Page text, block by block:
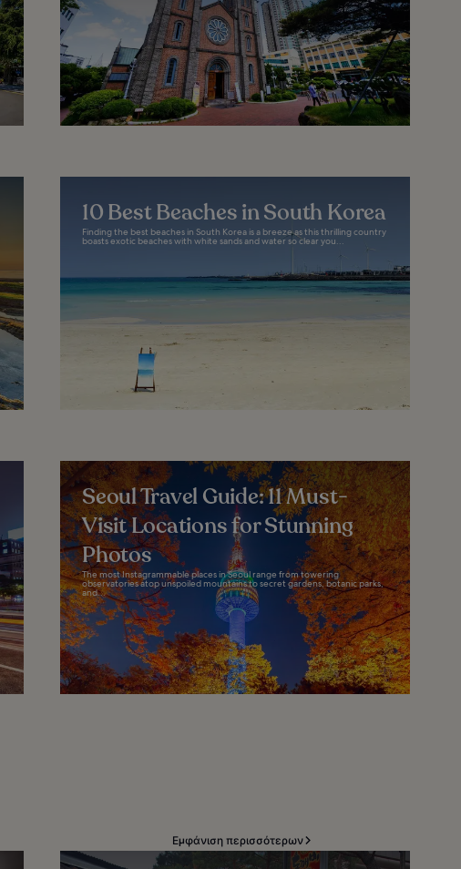
10 Best Beaches in South Korea
Finding the best beaches in South Korea is a breeze as this thrilling country
boasts exotic beaches with white sands and water so clear you...
Seoul Travel Guide: 11 Must-
Visit Locations for Stunning
Photos
The most Instagrammable places in Seoul range from towering
observatories atop unspoiled mountains to secret gardens, botanic parks,
and...
Εμφάνιση περισσότερων